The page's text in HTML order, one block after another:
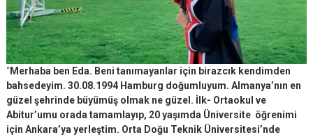
“Merhaba ben Eda. Beni tanımayanlar için birazcık kendimden
bahsedeyim. 30.08.1994 Hamburg doğumluyum. Almanya’nın en
güzel şehrinde büyümüş olmak ne güzel. İlk- Ortaokul ve
Abitur’umu orada tamamlayıp, 20 yaşımda Üniversite öğrenimi
için Ankara’ya yerleştim. Orta Doğu Teknik Üniversitesi’nde